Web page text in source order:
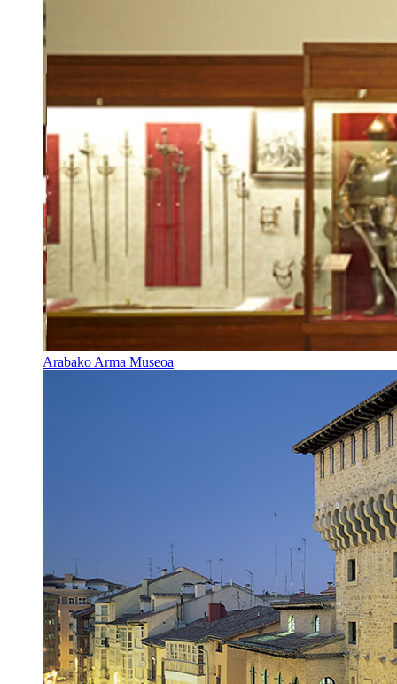
Arabako Arma Museoa